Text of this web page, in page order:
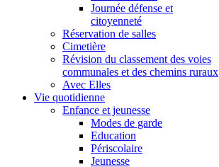
Journée défense et
citoyenneté
Réservation de salles
Cimetière
Révision du classement des voies
communales et des chemins ruraux
Avec Elles
Vie quotidienne
Enfance et jeunesse
Modes de garde
Education
Périscolaire
Jeunesse